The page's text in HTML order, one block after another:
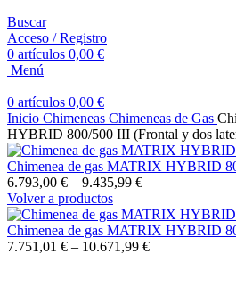
Buscar
Acceso / Registro
0 artículos 0,00 €
Menú
0 artículos 0,00 €
Inicio Chimeneas Chimeneas de Gas
HYBRID 800/500 III (Frontal y dos
Chimenea de gas MATRIX HYBRID
6.793,00 € – 9.435,99 €
Volver a productos
Chimenea de gas MATRIX HYBRID
7.751,01 € – 10.671,99 €